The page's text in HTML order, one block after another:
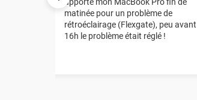
matinée pour un problème de
rétroéclairage (Flexgate), peu avant
16h le problème était réglé !